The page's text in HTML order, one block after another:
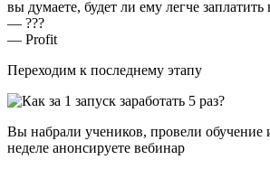
вы думаете, будет ли ему легче заплатить
— ???
— Profit
Переходим к последнему этапу
Вы набрали учеников, провели обучение
неделе анонсируете вебинар